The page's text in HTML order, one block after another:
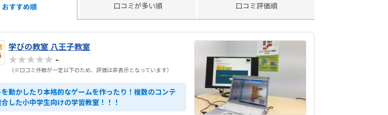
おすすめ順 口コミが多い順 口コミ評価順
学びの教室 八王子教室
★★★★★ -
（※口コミ件数が一定以下のため、評価は非表示となっています）
を動かしたり本格的なゲームを作ったり！複数のコンテ
した小中学生向けの学習教室！！！